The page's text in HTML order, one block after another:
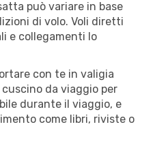
può variare in base
di volo. Voli diretti
e collegamenti lo
con te in valigia
da viaggio per
durante il viaggio, e
come libri, riviste o